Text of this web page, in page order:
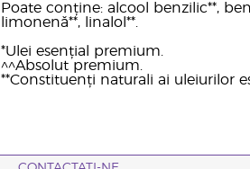
Poate conține: alcool benzilic**,
limonenă**, linalol**.
*Ulei esențial premium.
^^Absolut premium.
**Constituenți naturali ai uleiurilor